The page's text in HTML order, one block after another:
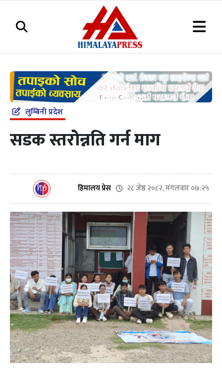
लुम्बिनी प्रदेश
सडक स्तरोन्नति गर्न माग
हिमालय प्रेस २८ जेष्ठ २०८२, मंगलवार ०७:२५